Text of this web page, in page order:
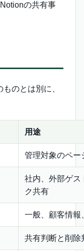
の共有事
のとは別に、
用途
管理対象のペー
社内、外部ゲス
ク共有
一般、顧客情報
共有判断と削除